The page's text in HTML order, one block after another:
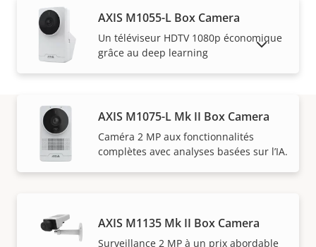
AXIS M1055-L Box Camera
Un téléviseur HDTV 1080p économique
grâce au deep learning
AXIS M1075-L Mk II Box Camera
Caméra 2 MP aux fonctionnalités
complètes avec analyses basées sur l’IA.
AXIS M1135 Mk II Box Camera
Surveillance 2 MP à un prix abordable
AFFICHER LES PRODUITS ABANDONNÉS
Garantie